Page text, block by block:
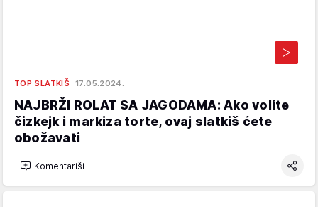
TOP SLATKIŠ 17.05.2024.
NAJBRŽI ROLAT SA JAGODAMA: Ako volite
čizkejk i markiza torte, ovaj slatkiš ćete
obožavati
Komentariši